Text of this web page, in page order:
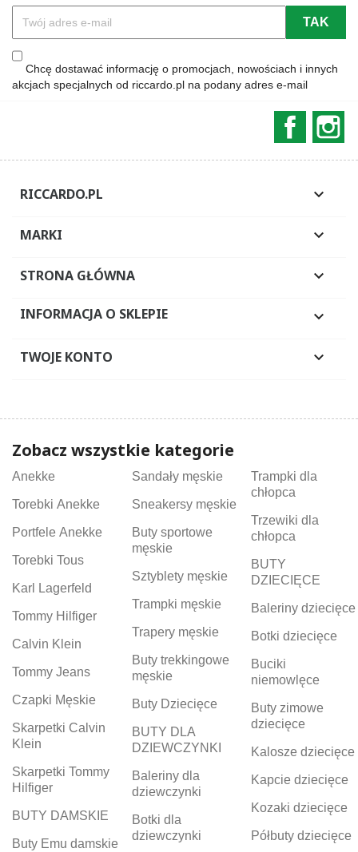
Chcę dostawać informację o promocjach, nowościach i innych
akcjach specjalnych od riccardo.pl na podany adres e-mail
RICCARDO.PL 
MARKI 
STRONA GŁÓWNA 
INFORMACJA O SKLEPIE 
TWOJE KONTO 
Zobacz wszystkie kategorie
Anekke
Torebki Anekke
Portfele Anekke
Torebki Tous
Karl Lagerfeld
Tommy Hilfiger
Calvin Klein
Tommy Jeans
Czapki Męskie
Skarpetki Calvin
Klein
Skarpetki Tommy
Hilfiger
BUTY DAMSKIE
Buty Emu damskie
Sandały męskie
Sneakersy męskie
Buty sportowe
męskie
Sztyblety męskie
Trampki męskie
Trapery męskie
Buty trekkingowe
męskie
Buty Dziecięce
BUTY DLA
DZIEWCZYNKI
Baleriny dla
dziewczynki
Botki dla
dziewczynki
Trampki dla
chłopca
Trzewiki dla
chłopca
BUTY
DZIECIĘCE
Baleriny dziecięce
Botki dziecięce
Buciki
niemowlęce
Buty zimowe
dziecięce
Kalosze dziecięce
Kapcie dziecięce
Kozaki dziecięce
Półbuty dziecięce